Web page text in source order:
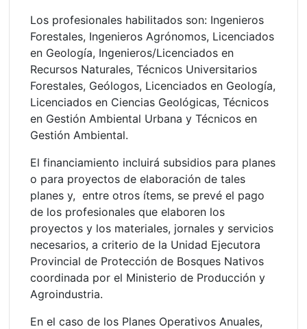
Los profesionales habilitados son: Ingenieros
Forestales, Ingenieros Agrónomos, Licenciados
en Geología, Ingenieros/Licenciados en
Recursos Naturales, Técnicos Universitarios
Forestales, Geólogos, Licenciados en Geología,
Licenciados en Ciencias Geológicas, Técnicos
en Gestión Ambiental Urbana y Técnicos en
Gestión Ambiental.
El financiamiento incluirá subsidios para planes
o para proyectos de elaboración de tales
planes y, entre otros ítems, se prevé el pago
de los profesionales que elaboren los
proyectos y los materiales, jornales y servicios
necesarios, a criterio de la Unidad Ejecutora
Provincial de Protección de Bosques Nativos
coordinada por el Ministerio de Producción y
Agroindustria.
En el caso de los Planes Operativos Anuales,